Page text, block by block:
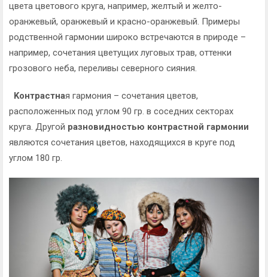
цвета цветового круга, например, желтый и желто-
оранжевый, оранжевый и красно-оранжевый. Примеры
родственной гармонии широко встречаются в природе –
например, сочетания цветущих луговых трав, оттенки
грозового неба, переливы северного сияния.
Kонтрастная гармония – сочетания цветов,
расположенных под углом 90 гр. в соседних секторах
круга. Другой разновидностью контрастной гармонии
являются сочетания цветов, находящихся в круге под
углом 180 гр.